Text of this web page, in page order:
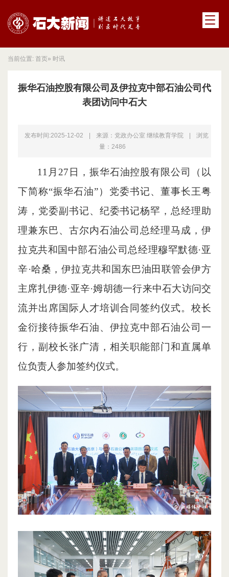
当前位置: 首页» 时讯
振华石油控股有限公司及伊拉克中部石油公司代
表团访问中石大
发布时间:2025-12-02 来源：党政办公室 继续教育学院
浏览
量： 2486
11月27日，振华石油控股有限公司（以
下简称“振华石油”）党委书记、董事长王粤
涛，党委副书记、纪委书记杨罕，总经理助
理兼东巴、古尔内石油公司总经理马成，伊
拉克共和国中部石油公司总经理穆罕默德·亚
辛·哈桑，伊拉克共和国东巴油田联管会伊方
主席扎伊德·亚辛·姆胡德一行来中石大访问交
流并出席国际人才培训合同签约仪式。校长
金衍接待振华石油、伊拉克中部石油公司一
行，副校长张广清，相关职能部门和直属单
位负责人参加签约仪式。